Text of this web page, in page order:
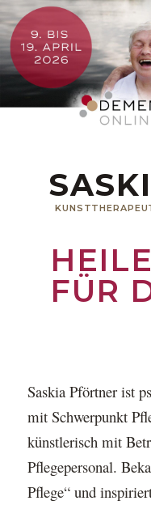
FÜR
Saskia Pförtner ist
mit Schwerpunkt
künstlerisch mit
Pflegepersonal.
Pflege“ und